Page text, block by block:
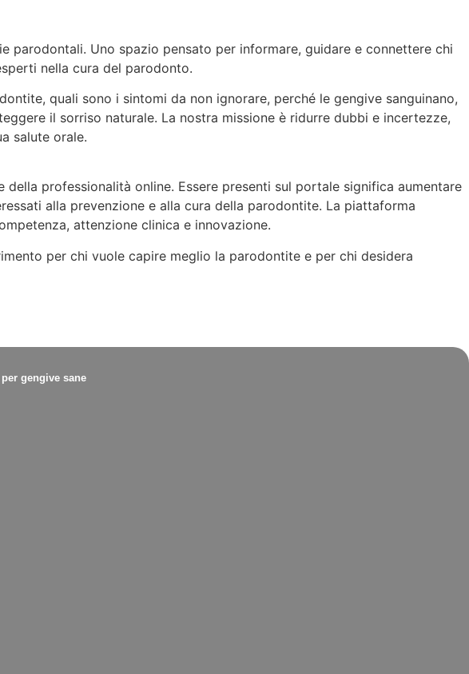
parodontali. Uno spazio pensato per informare, guidare e connettere chi
nella cura del parodonto.
quali sono i sintomi da non ignorare, perché le gengive sanguinano,
il sorriso naturale. La nostra missione è ridurre dubbi e incertezze,
salute orale.
professionalità online. Essere presenti sul portale significa aumentare
alla prevenzione e alla cura della parodontite. La piattaforma
attenzione clinica e innovazione.
per chi vuole capire meglio la parodontite e per chi desidera
gengive sane